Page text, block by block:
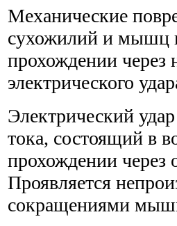
Механические
сухожилий и мышц
прохождении через
электрического
Электрический удар
тока, состоящий в
прохождении через
Проявляется
сокращениями